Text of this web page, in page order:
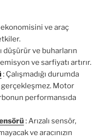
ekonomisini ve araç
düşürür ve buharların
ve sarfiyatı artırır.
: Çalışmadığı durumda
gerçekleşmez. Motor
performansıda
: Arızalı sensör,
ve aracınızın